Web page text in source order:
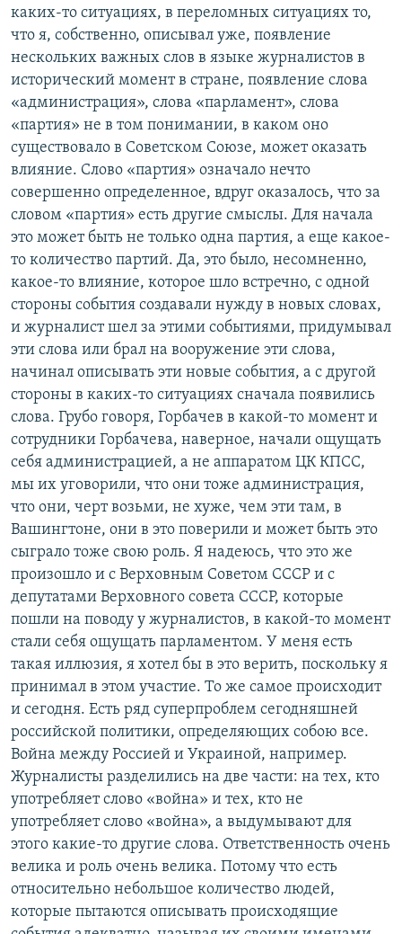
каких-то ситуациях, в переломных ситуациях то,
что я, собственно, описывал уже, появление
нескольких важных слов в языке журналистов в
исторический момент в стране, появление слова
«администрация», слова «парламент», слова
«партия» не в том понимании, в каком оно
существовало в Советском Союзе, может оказать
влияние. Слово «партия» означало нечто
совершенно определенное, вдруг оказалось, что за
словом «партия» есть другие смыслы. Для начала
это может быть не только одна партия, а еще какое-
то количество партий. Да, это было, несомненно,
какое-то влияние, которое шло встречно, с одной
стороны события создавали нужду в новых словах,
и журналист шел за этими событиями, придумывал
эти слова или брал на вооружение эти слова,
начинал описывать эти новые события, а с другой
стороны в каких-то ситуациях сначала появились
слова. Грубо говоря, Горбачев в какой-то момент и
сотрудники Горбачева, наверное, начали ощущать
себя администрацией, а не аппаратом ЦК КПСС,
мы их уговорили, что они тоже администрация,
что они, черт возьми, не хуже, чем эти там, в
Вашингтоне, они в это поверили и может быть это
сыграло тоже свою роль. Я надеюсь, что это же
произошло и с Верховным Советом СССР и с
депутатами Верховного совета СССР, которые
пошли на поводу у журналистов, в какой-то момент
стали себя ощущать парламентом. У меня есть
такая иллюзия, я хотел бы в это верить, поскольку я
принимал в этом участие. То же самое происходит
и сегодня. Есть ряд суперпроблем сегодняшней
российской политики, определяющих собою все.
Война между Россией и Украиной, например.
Журналисты разделились на две части: на тех, кто
употребляет слово «война» и тех, кто не
употребляет слово «война», а выдумывают для
этого какие-то другие слова. Ответственность очень
велика и роль очень велика. Потому что есть
относительно небольшое количество людей,
которые пытаются описывать происходящие